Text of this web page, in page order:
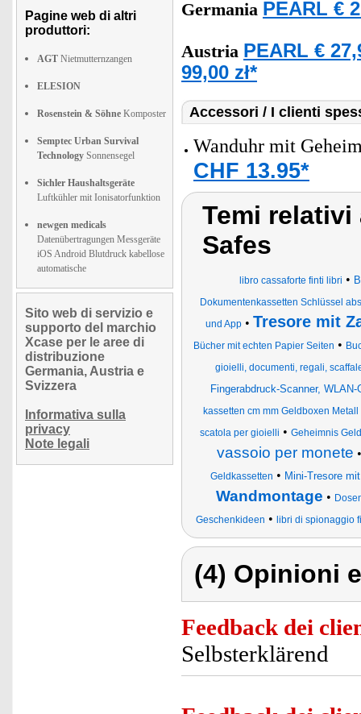
Pagine web di altri
produttori:
AGT Nietmutternzangen
ELESION
Rosenstein & Söhne Komposter
Semptec Urban Survival
Technology Sonnensegel
Sichler Haushaltsgeräte
Luftkühler mit Ionisatorfunktion
newgen medicals
Datenübertragungen Messgeräte
iOS Android Blutdruck kabellose
automatische
Sito web di servizio e
supporto del marchio
Xcase per le aree di
distribuzione
Germania, Austria e
Svizzera
Informativa sulla
privacy
Note legali
Germania PEARL €
Austria PEARL €
99,00 zł*
Accessori / I clienti
Wanduhr mit
CHF 13.95*
Temi relativi
Safes
libro cassaforte finti libri •
Dokumentenkassetten Schlüssel
und App• Tresore mit
Bücher mit echten Papier Seiten •
gioielli, documenti, regali,
Fingerabdruck-Scanner,
kassetten cm mm Geldboxen Metall
scatola per gioielli • Geheimnis
vassoio per monete
Geldkassetten • Mini-Tresore
Wandmontage •
Geschenkideen • libri di spionaggio
(4) Opinioni
Feedback dei
Selbsterklärend